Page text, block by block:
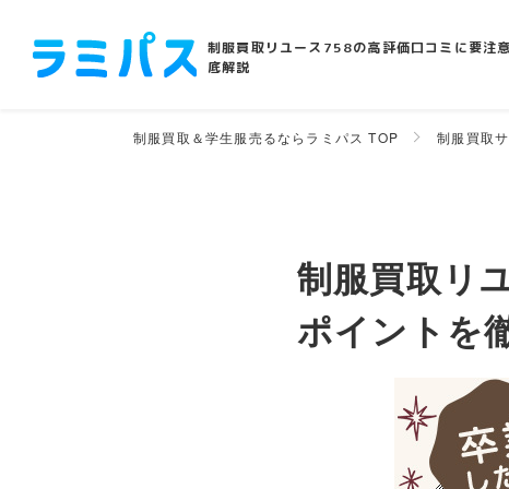
制服買取リユース758の高評価口コミに要注
底解説
制服買取＆学生服売るならラミパス TOP 制服買取
制服買取リ
ポイントを